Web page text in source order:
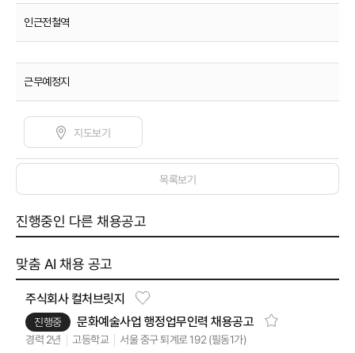
인근전철역
근무예정지
지도보기
목록보기
진행중인 다른 채용공고
맞춤 AI 채용 공고
주식회사 컬처브릿지
진행중 문화예술사업 행정업무인력 채용공고
경력 2년 고등학교 서울 중구 퇴계로 192 (필동1가)